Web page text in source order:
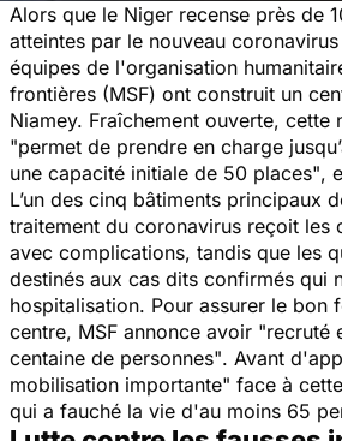
Alors que le Niger recense près de
atteintes par le nouveau
équipes de l'organisation
frontières (MSF) ont construit un
Niamey. Fraîchement ouverte, cette
"permet de prendre en charge
une capacité initiale de 50 places",
L’un des cinq bâtiments principaux
traitement du coronavirus reçoit les
avec complications, tandis que les
destinés aux cas dits confirmés qui
hospitalisation. Pour assurer le bon
centre, MSF annonce avoir "recruté
centaine de personnes". Avant
mobilisation importante" face à
qui a fauché la vie d'au moins 65